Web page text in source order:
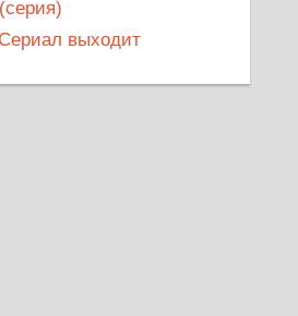
Сериал выходит